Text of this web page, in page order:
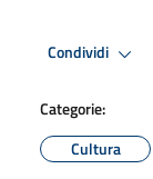
Condividi
Categorie:
Cultura